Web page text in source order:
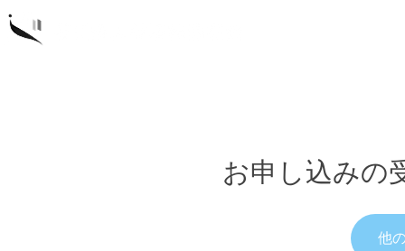
お申し込みの
他